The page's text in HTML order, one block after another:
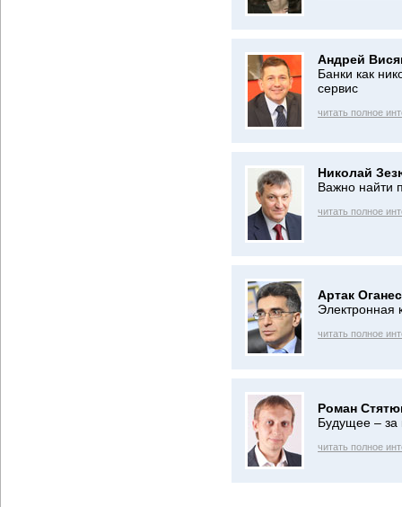
Андрей
Банки как
сервис
читать полное
Николай
Важно найти
читать полное
Артак
Электронная
читать полное
Роман
Будущее –
читать полное